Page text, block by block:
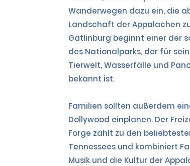
Wanderwegen dazu ein, die
Landschaft der Appalachen
Gatlinburg beginnt einer der
des Nationalparks, der für
Tierwelt, Wasserfälle und
bekannt ist.
Familien sollten außerdem
Dollywood einplanen. Der
Forge zählt zu den
Tennessees und kombiniert
Musik und die Kultur der